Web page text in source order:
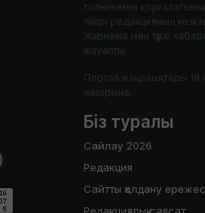
толығымен
пікірі редакцияның
Жарнама мен түрлі
жауапты.
Портал жаңалықтары
назарына.
Біз туралы
Сайлау 2026
Редакция
Сайтты қолдану